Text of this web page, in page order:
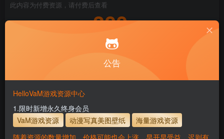
此内容为付费资源，请付费后查看
300
永久至尊会员终生有效
会员免费下载资源
主流网盘——高速下载
支付页面打不开或支付后不跳转请联系QQ：3317425885
服装使用教程
解压密码 www.hellovam.com
公告
HelloVaM游戏资源中心
1.限时新增永久终身会员
VaM游戏资源
动漫写真美图壁纸
海量游戏资源